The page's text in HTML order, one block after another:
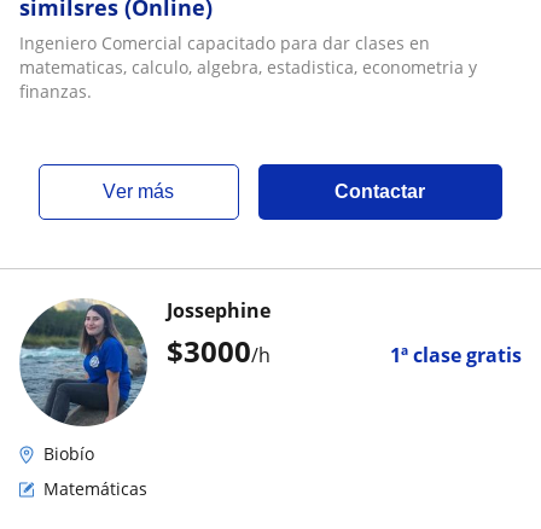
similsres (Online)
Ingeniero Comercial capacitado para dar clases en
matematicas, calculo, algebra, estadistica, econometria y
finanzas.
ver más Contactar
$3000/h 1ª clase gratis
Jossephine
Biobío
Matemáticas